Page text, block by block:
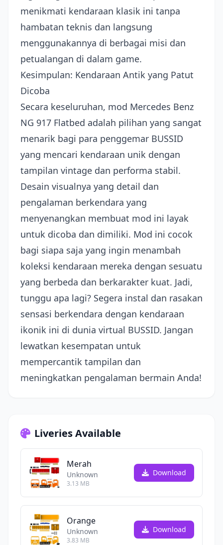
menikmati kendaraan klasik ini tanpa
hambatan teknis dan langsung
menggunakannya di berbagai misi dan
petualangan di dalam game.
Kesimpulan: Kendaraan Antik yang Patut
Dicoba
Secara keseluruhan, mod Mercedes Benz
NG 917 Flatbed adalah pilihan yang sangat
menarik bagi para penggemar BUSSID
yang mencari kendaraan unik dengan
tampilan vintage dan performa stabil.
Desain visualnya yang detail dan
pengalaman berkendara yang
menyenangkan membuat mod ini layak
untuk dicoba dan dimiliki. Mod ini cocok
bagi siapa saja yang ingin menambah
koleksi kendaraan mereka dengan sesuatu
yang berbeda dan berkarakter kuat. Jadi,
tunggu apa lagi? Segera instal dan rasakan
sensasi berkendara dengan kendaraan
ikonik ini di dunia virtual BUSSID. Jangan
lewatkan kesempatan untuk
mempercantik tampilan dan
meningkatkan pengalaman bermain Anda!
Liveries Available
Merah
Unknown
3.13 MB
Download
Orange
Unknown
3.83 MB
Download